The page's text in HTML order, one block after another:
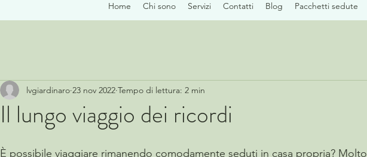
Home Chi sono Servizi Contatti Blog Pacchetti sedute
Il lungo viaggio dei ricordi
lvgiardinaro 23 nov 2022 Tempo di lettura: 2 min
È possibile viaggiare rimanendo comodamente seduti in casa propria? Molto